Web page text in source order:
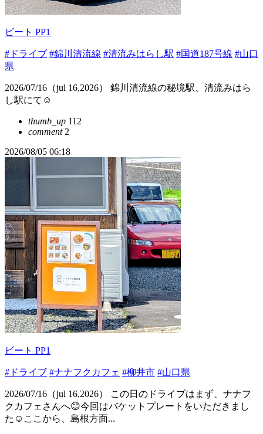
ビート PP1
#ドライブ #錦川清流線 #清流みはらし駅 #国道187号線 #山口
県
2026/07/16（jul 16,2026） 錦川清流線の秘境駅、清流みはら
し駅にて☺️
thumb_up 112
comment2
2026/08/05 06:18
ビート PP1
#ドライブ #ナナフクカフェ #柳井市 #山口県
2026/07/16（jul 16,2026） この日のドライブはまず、ナナフ
クカフェさんへ😊今回はバケットプレートをいただきまし
た☺️ここから、島根方面...